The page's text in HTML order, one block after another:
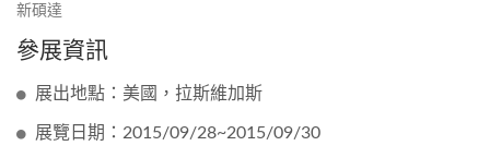
新碩達
參展資訊
展出地點：美國，拉斯維加斯
展覽日期：2015/09/28~2015/09/30